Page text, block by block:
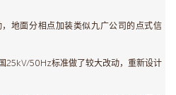
，地面分相点加装类似九广公司的点式信
25kV/50Hz标准做了较大改动，重新设计